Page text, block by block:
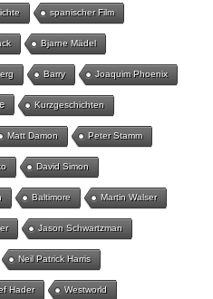
spanischer Film
Bjarne Mädel
Barry Joaquim Phoenix
Kurzgeschichten
Matt Damon Peter Stamm
David Simon
Baltimore Martin Walser
Jason Schwartzman
Neil Patrick Harris
Hader Westworld